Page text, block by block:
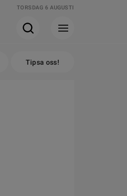
TORSDAG 6 AUGUSTI
Tipsa oss!